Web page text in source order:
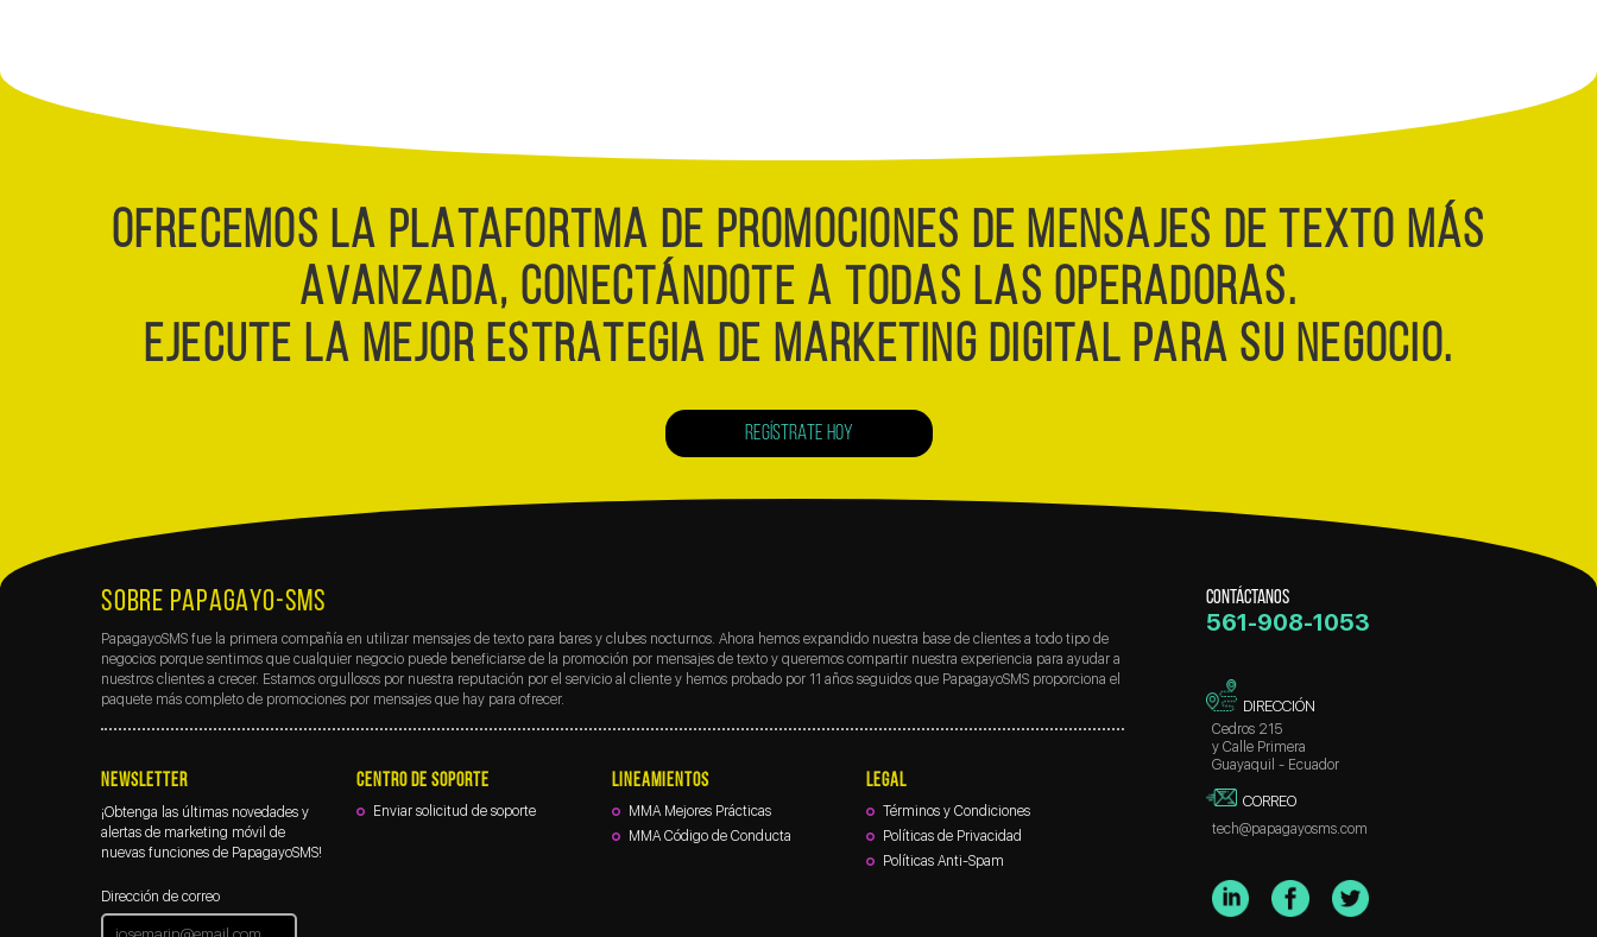
OFRECEMOS LA PLATAFORTMA DE PROMOCIONES DE MENSAJES DE TEXTO MÁS
AVANZADA, CONECTÁNDOTE A TODAS LAS OPERADORAS.
EJECUTE LA MEJOR ESTRATEGIA DE MARKETING DIGITAL PARA SU NEGOCIO.
REGÍSTRATE HOY
SOBRE PAPAGAYO-SMS
PapagayoSMS fue la primera compañía en utilizar mensajes de texto para bares y clubes nocturnos. Ahora hemos expandido nuestra base de clientes a todo tipo de
negocios porque sentimos que cualquier negocio puede beneficiarse de la promoción por mensajes de texto y queremos compartir nuestra experiencia para ayudar a
nuestros clientes a crecer. Estamos orgullosos por nuestra reputación por el servicio al cliente y hemos probado por 11 años seguidos que PapagayoSMS proporciona el
paquete más completo de promociones por mensajes que hay para ofrecer.
NEWSLETTER
¡Obtenga las últimas novedades y
alertas de marketing móvil de
nuevas funciones de PapagayoSMS!
Dirección de correo
CENTRO DE SOPORTE
Enviar solicitud de soporte
LINEAMIENTOS
MMA Mejores Prácticas
MMA Código de Conducta
LEGAL
Términos y Condiciones
Políticas de Privacidad
Políticas Anti-Spam
CONTÁCTANOS
561-908-1053
DIRECCIÓN
Cedros 215
y Calle Primera
Guayaquil - Ecuador
CORREO
tech@papagayosms.com